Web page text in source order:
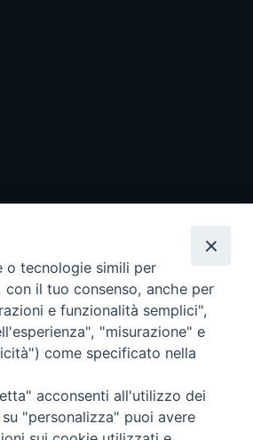
- Tutti i diritti riservati - Vita
o tecnologie simili per
il tuo consenso, anche per
e funzionalità semplici",
"misurazione" e
come specificato nella
acconsenti all'utilizzo dei
"personalizza" puoi avere